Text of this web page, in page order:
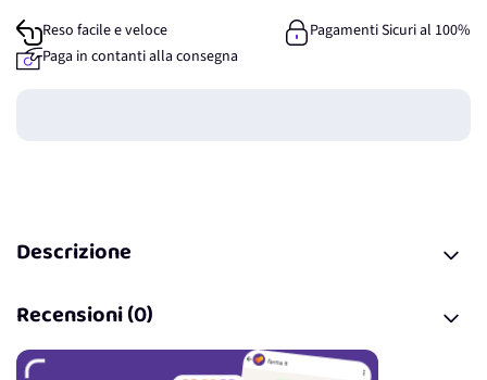
Reso facile e veloce
Pagamenti Sicuri al 100%
Paga in contanti alla consegna
Descrizione
Recensioni (0)